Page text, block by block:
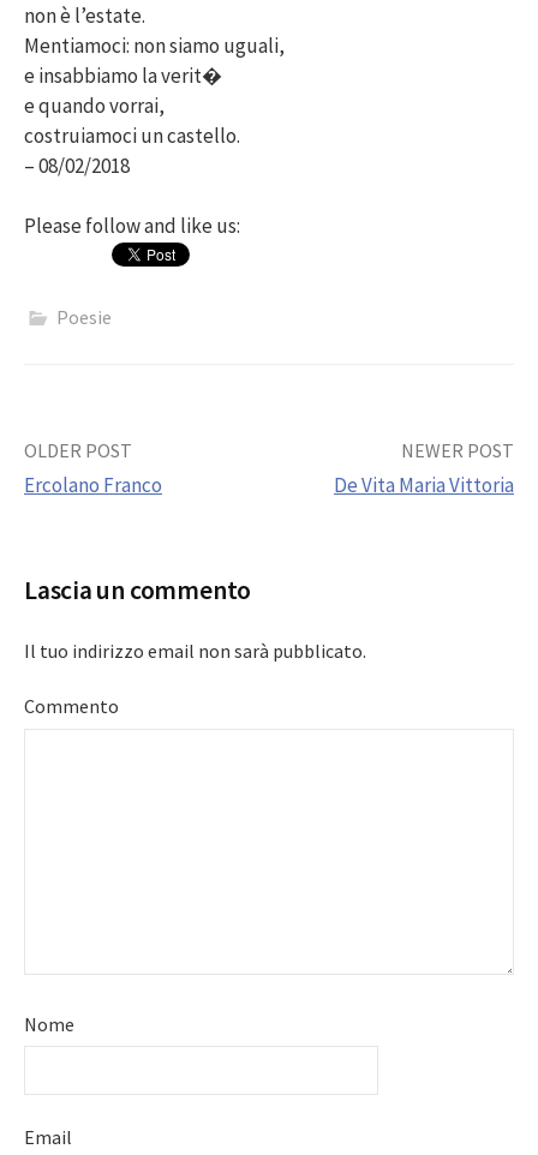
non è l’estate.
Mentiamoci: non siamo uguali,
e insabbiamo la verit�
e quando vorrai,
costruiamoci un castello.
– 08/02/2018
Please follow and like us:
Poesie
Post
OLDER POST
Ercolano Franco
NEWER POST
De Vita Maria Vittoria
Lascia un commento
Il tuo indirizzo email non sarà pubblicato.
Commento
Nome
Email